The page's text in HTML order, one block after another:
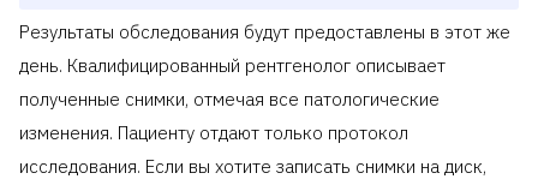
Результаты обследования будут предоставлены в этот же
день. Квалифицированный рентгенолог описывает
полученные снимки, отмечая все патологические
изменения. Пациенту отдают только протокол
исследования. Если вы хотите записать снимки на диск,